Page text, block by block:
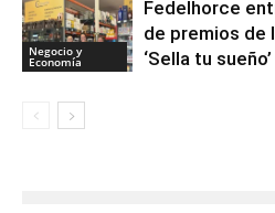
Negocio y
Economía
Fedelhorce
de premios de
‘Sella tu sueño’